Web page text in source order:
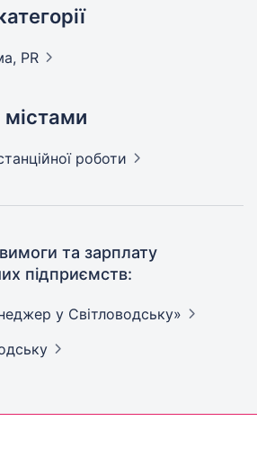
PR
містами
роботи
та зарплату
підприємств:
у Світловодську»